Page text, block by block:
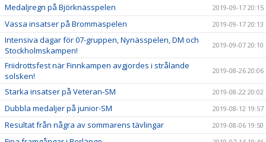
Medaljregn på Björknässpelen 2019-09-17 20:15
Vassa insatser på Brommaspelen 2019-09-17 20:13
Intensiva dagar för 07-gruppen, Nynässpelen, DM och
Stockholmskampen!
2019-09-07 20:10
Friidrottsfest när Finnkampen avgjordes i strålande
solsken!
2019-08-26 20:06
Starka insatser på Veteran-SM 2019-08-22 20:02
Dubbla medaljer på junior-SM 2019-08-12 19:57
Resultat från några av sommarens tävlingar 2019-08-06 19:50